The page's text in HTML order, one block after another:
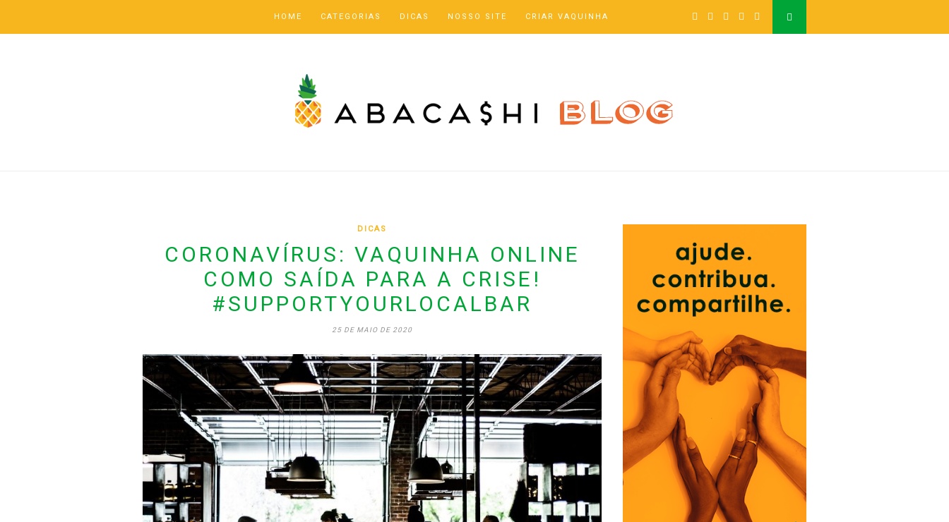
HOME CATEGORIAS DICAS NOSSO SITE CRIAR VAQUINHA
DICAS
CORONAVÍRUS: VAQUINHA ONLINE
COMO SAÍDA PARA A CRISE!
#SUPPORTYOURLOCALBAR
25 DE MAIO DE 2020